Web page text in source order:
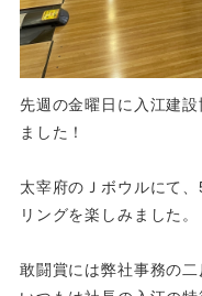
先週の金曜日に入江建
ました！
太宰府のＪボウルにて
リングを楽しみました。
敢闘賞には弊社事務の二